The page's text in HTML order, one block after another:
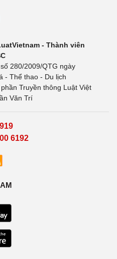
- Thành viên
280/2009/QTG ngày
- Thể thao - Du lịch
Truyền thông Luật Việt
Văn Trí
6192